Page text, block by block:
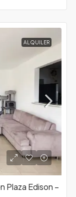
ALQUILER
Plaza Edison –